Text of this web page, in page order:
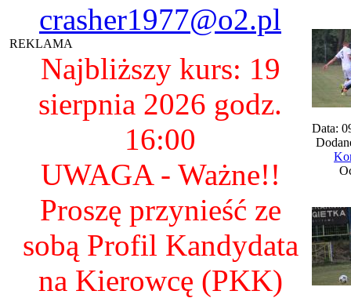
crasher1977@o2.pl
REKLAMA
Najbliższy kurs: 19
sierpnia 2026 godz.
16:00
UWAGA - Ważne!!
Proszę przynieść ze
sobą Profil Kandydata
na Kierowcę (PKK)
Data: